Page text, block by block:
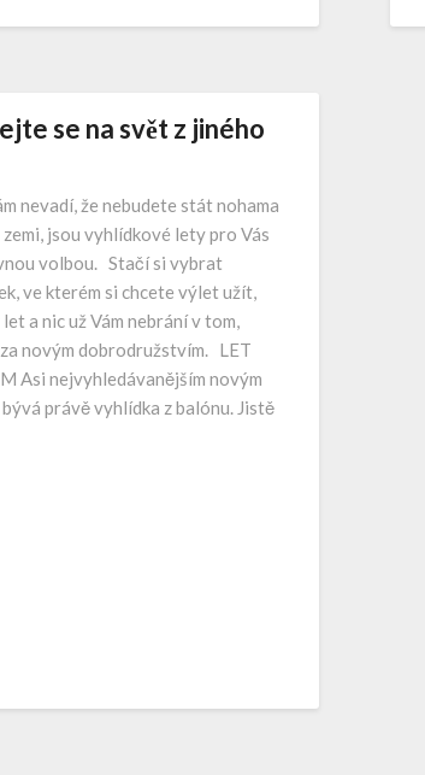
se na svět z jiného
nevadí, že nebudete stát nohama
zemi, jsou vyhlídkové lety pro Vás
volbou. Stačí si vybrat
ve kterém si chcete výlet užít,
a nic už Vám nebrání v tom,
novým dobrodružstvím. LET
Asi nejvyhledávanějším novým
právě vyhlídka z balónu. Jistě